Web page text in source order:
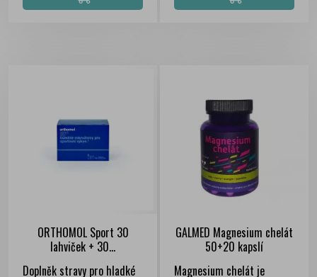
ORTHOMOL Sport 30
lahviček + 30...
Doplněk stravy pro hladké
GALMED Magnesium chelát
50+20 kapslí
Magnesium chelát je